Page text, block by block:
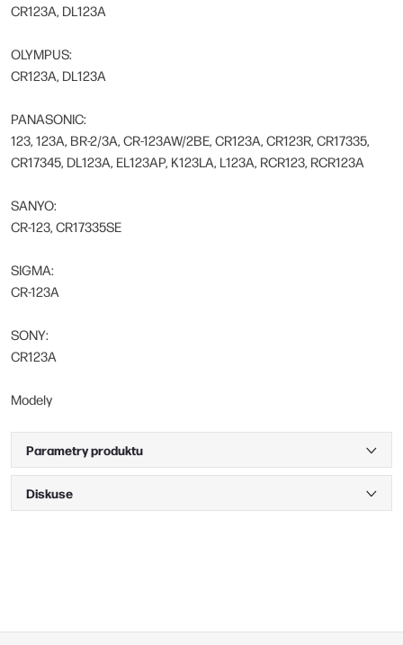
CR123A, DL123A
OLYMPUS:
CR123A, DL123A
PANASONIC:
123, 123A, BR-2/3A, CR-123AW/2BE, CR123A, CR123R, CR17335,
CR17345, DL123A, EL123AP, K123LA, L123A, RCR123, RCR123A
SANYO:
CR-123, CR17335SE
SIGMA:
CR-123A
SONY:
CR123A
Modely
Parametry produktu
Diskuse